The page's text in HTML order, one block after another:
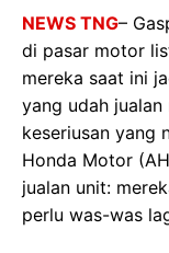
NEWS TNG–
di pasar motor
mereka saat ini
yang udah
keseriusan yang
Honda Motor
jualan unit:
perlu was-was